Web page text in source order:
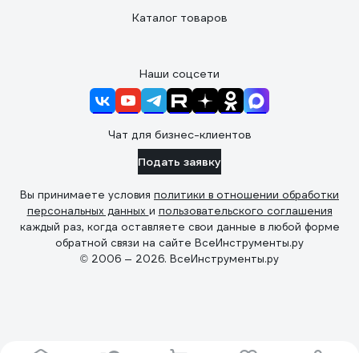
Каталог товаров
Наши соцсети
Чат для бизнес-клиентов
Подать заявку
Вы принимаете условия политики в отношении обработки
персональных данных и пользовательского соглашения
каждый раз, когда оставляете свои данные в любой форме
обратной связи на сайте ВсеИнструменты.ру
© 2006 — 2026. ВсеИнструменты.ру